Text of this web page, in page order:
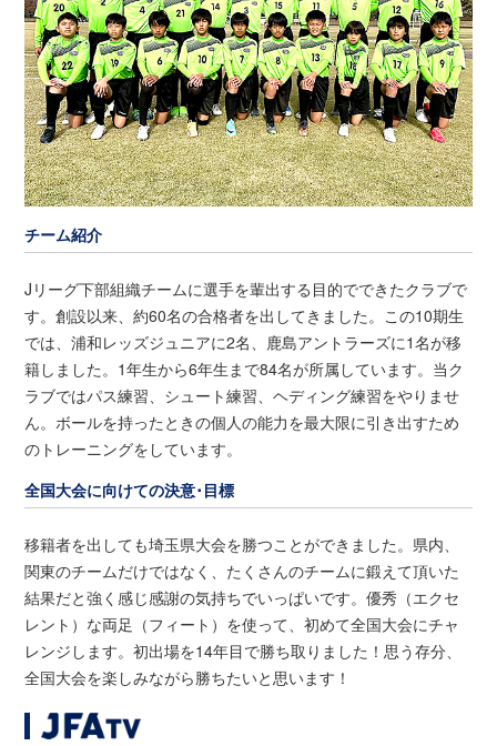
チーム紹介
Jリーグ下部組織チームに選手を輩出する目的でできたクラブで
す。創設以来、約60名の合格者を出してきました。この10期生
では、浦和レッズジュニアに2名、鹿島アントラーズに1名が移
籍しました。1年生から6年生まで84名が所属しています。当ク
ラブではパス練習、シュート練習、ヘディング練習をやりませ
ん。ボールを持ったときの個人の能力を最大限に引き出すため
のトレーニングをしています。
全国大会に向けての決意･目標
移籍者を出しても埼玉県大会を勝つことができました。県内、
関東のチームだけではなく、たくさんのチームに鍛えて頂いた
結果だと強く感じ感謝の気持ちでいっぱいです。優秀（エクセ
レント）な両足（フィート）を使って、初めて全国大会にチャ
レンジします。初出場を14年目で勝ち取りました！思う存分、
全国大会を楽しみながら勝ちたいと思います！